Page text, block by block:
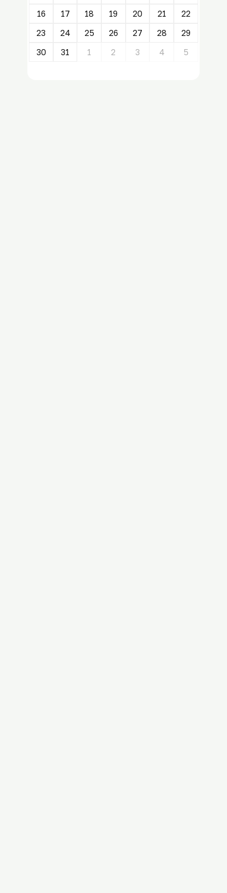
16
17 18 19 20 21
22
23
24 25 26 27 28
29
30
31 1 2 3 4 5